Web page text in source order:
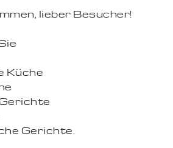
lieber Besucher!
Küche
Gerichte.